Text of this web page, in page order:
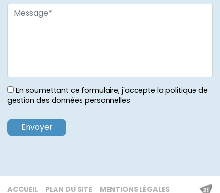
En soumettant ce formulaire, j'accepte la politique de
gestion des données personnelles
ACCUEIL PLAN DU SITE MENTIONS LÉGALES